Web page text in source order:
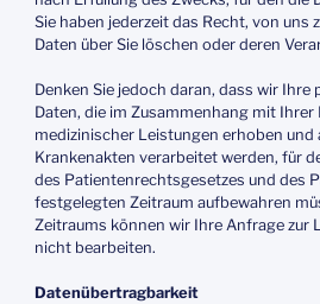
Sie haben jederzeit das Recht, von uns
Daten über Sie löschen oder deren
Denken Sie jedoch daran, dass wir Ihre
Daten, die im Zusammenhang mit
medizinischer Leistungen erhoben und
Krankenakten verarbeitet werden, für
des Patientenrechtsgesetzes und des
festgelegten Zeitraum aufbewahren
Zeitraums können wir Ihre Anfrage zur
nicht bearbeiten.
Datenübertragbarkeit